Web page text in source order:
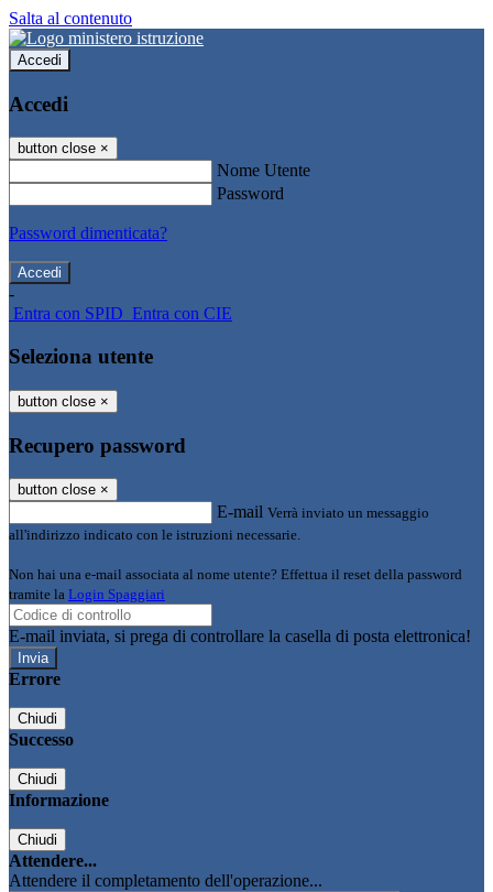
Salta al contenuto
Accedi
Accedi
button close ×
Nome Utente
Password
Password dimenticata?
-
Entra con SPID Entra con CIE
Seleziona utente
button close ×
Recupero password
button close ×
E-mail Verrà inviato un messaggio
all'indirizzo indicato con le istruzioni necessarie.
Non hai una e-mail associata al nome utente? Effettua il reset della password
tramite la Login Spaggiari
E-mail inviata, si prega di controllare la casella di posta elettronica!
Errore
Chiudi
Successo
Chiudi
Informazione
Chiudi
Attendere...
Attendere il completamento dell'operazione...